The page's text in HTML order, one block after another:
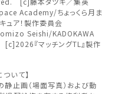
を変更したい場合は、
Academy/ちょっくら月ま
ア！製作委員会
Seishi/KADOKAWA
『マッチングTL』製作
いて】
止画（場面写真）および動